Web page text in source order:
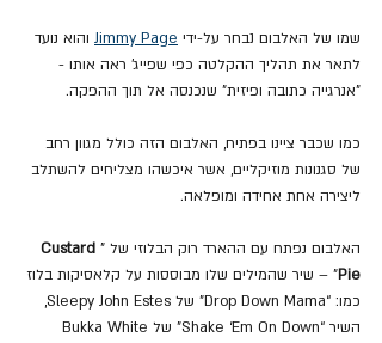
שמו של האלבום נבחר על-ידי Jimmy Page והוא נועד
לתאר את תהליך ההקלטה כפי שפייג' ראה אותו -
"אנרגייה כתובה ופיזית" שנכנסה אל תוך ההפקה.
כמו שכבר ציינו בפתיח, האלבום הזה כולל מגוון רחב
של סגנונות מוזיקליים, אשר איכשהו מצליחים להשתלב
ליצירה אחת אחידה ומופלאה.
האלבום נפתח עם ההארד רוק הבלוזי של " Custard
Pie" – שיר שהמילים שלו מבוססות על קלאסיקות בלוז
כמו: “Drop Down Mama” של Sleepy John Estes,